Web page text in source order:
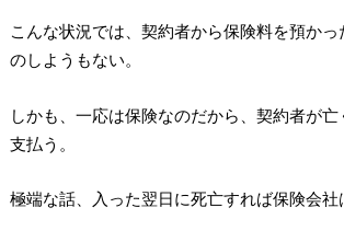
こんな状況では、契約者から保険料を預か
のしようもない。
しかも、一応は保険なのだから、契約者が
支払う。
極端な話、入った翌日に死亡すれば保険会社